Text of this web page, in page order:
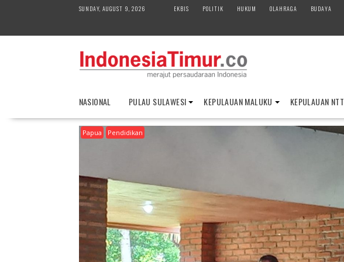
SUNDAY, AUGUST 9, 2026 EKBIS POLITIK HUKUM OLAHRAGA BUDAYA
NASIONAL PULAU SULAWESI KEPULAUAN MALUKU KEPULAUAN NTT
Papua Pendidikan